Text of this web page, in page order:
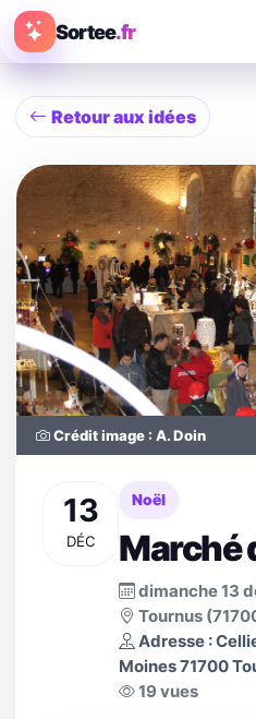
Sortee.fr
Retour aux idées
Crédit image : A. Doin
13
DÉC
Noël
Marché
dimanche 13
Tournus
Adresse :
Moines 71700
19 vues